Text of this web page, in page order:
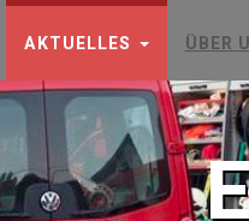
AKTUELLES ÜBER